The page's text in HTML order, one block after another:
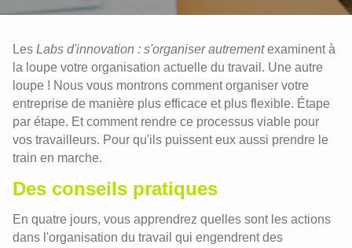
Les Labs d'innovation : s'organiser autrementexaminent à
la loupe votre organisation actuelle du travail. Une autre
loupe ! Nous vous montrons comment organiser votre
entreprise de manière plus efficace et plus flexible. Étape
par étape. Et comment rendre ce processus viable pour
vos travailleurs. Pour qu'ils puissent eux aussi prendre le
train en marche.
Des conseils pratiques
En quatre jours, vous apprendrez quelles sont les actions
dans l'organisation du travail qui engendrent des